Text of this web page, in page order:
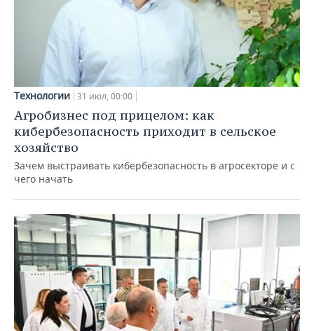
Технологии 31 июл, 00:00
Агробизнес под прицелом: как
кибербезопасность приходит в сельское
хозяйство
Зачем выстраивать кибербезопасность в агросекторе и с
чего начать